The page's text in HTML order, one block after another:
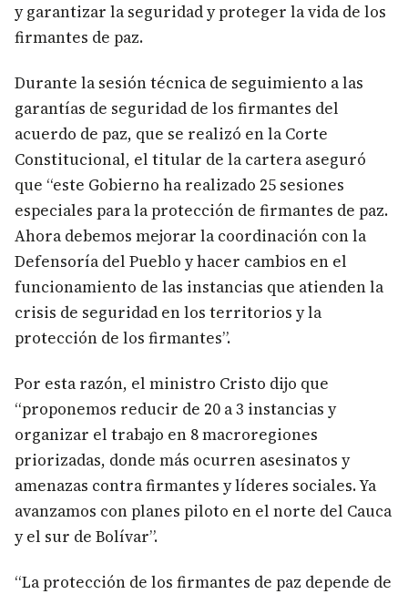
y garantizar la seguridad y proteger la vida de los
firmantes de paz.
Durante la sesión técnica de seguimiento a las
garantías de seguridad de los firmantes del
acuerdo de paz, que se realizó en la Corte
Constitucional, el titular de la cartera aseguró
que “este Gobierno ha realizado 25 sesiones
especiales para la protección de firmantes de paz.
Ahora debemos mejorar la coordinación con la
Defensoría del Pueblo y hacer cambios en el
funcionamiento de las instancias que atienden la
crisis de seguridad en los territorios y la
protección de los firmantes”.
Por esta razón, el ministro Cristo dijo que
“proponemos reducir de 20 a 3 instancias y
organizar el trabajo en 8 macroregiones
priorizadas, donde más ocurren asesinatos y
amenazas contra firmantes y líderes sociales. Ya
avanzamos con planes piloto en el norte del Cauca
y el sur de Bolívar”.
“La protección de los firmantes de paz depende de